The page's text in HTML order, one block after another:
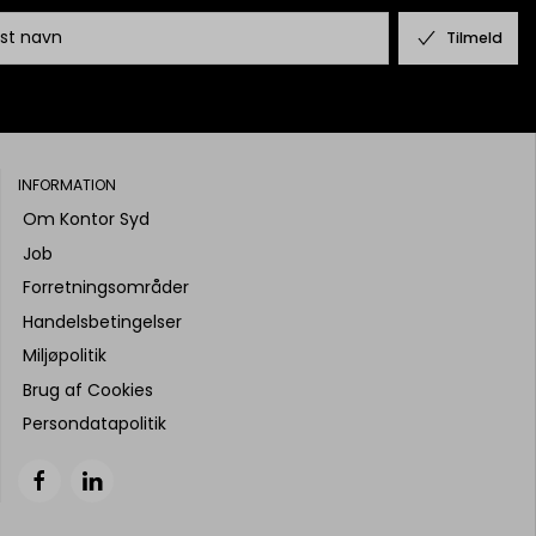
Tilmeld
INFORMATION
Om Kontor Syd
Job
Forretningsområder
Handelsbetingelser
Miljøpolitik
Brug af Cookies
Persondatapolitik